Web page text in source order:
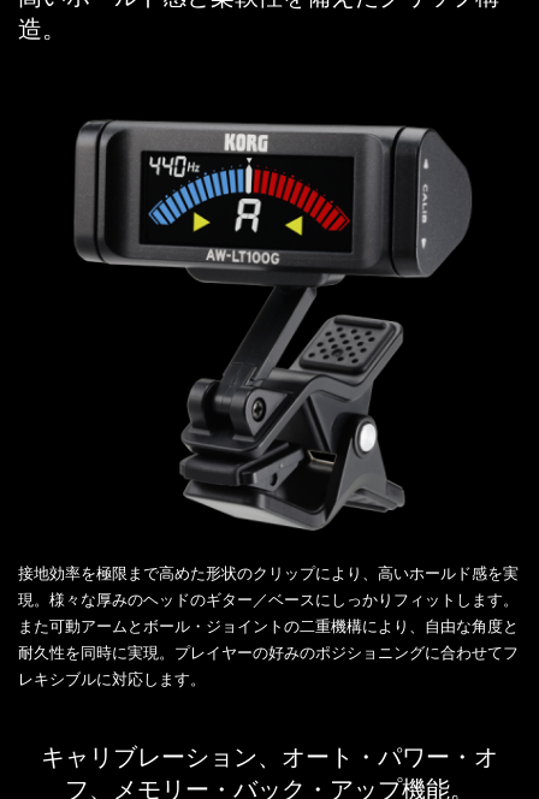
造。
接地効率を極限まで高めた形状のクリップにより、高いホールド感を実
現。様々な厚みのヘッドのギター／ベースにしっかりフィットします。
また可動アームとボール・ジョイントの二重機構により、自由な角度と
耐久性を同時に実現。プレイヤーの好みのポジショニングに合わせてフ
レキシブルに対応します。
キャリブレーション、オート・パワー・オ
フ、メモリー・バック・アップ機能。